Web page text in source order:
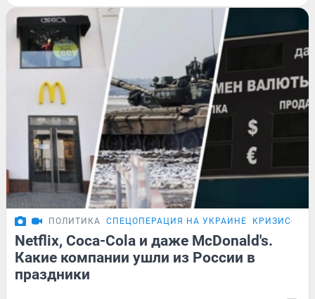
ПОЛИТИКА СПЕЦОПЕРАЦИЯ НА УКРАИНЕ КРИЗИС-
Netflix, Coca-Cola и даже McDonald's.
Какие компании ушли из России в
праздники